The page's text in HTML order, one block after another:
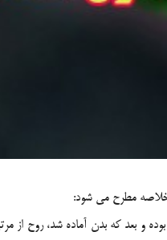
خلاصه مطرح مي شود:
و بعد كه بدن آماده شد، روح از